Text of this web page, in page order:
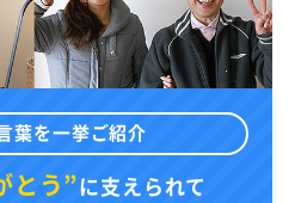
葉を一挙ご紹介
とう”に支えられて